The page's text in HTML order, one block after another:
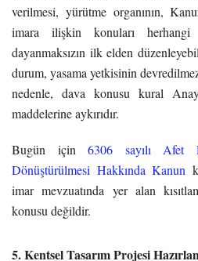
verilmesi, yürütme organının,
imara ilişkin konuları
dayanmaksızın ilk elden
durum, yasama yetkisinin
nedenle, dava konusu kural
maddelerine aykırıdır.
Bugün için6306 sayılı Afet
Dönüştürülmesi Hakkında Kanun
imar mevzuatında yer alan
konusu değildir.
5. Kentsel Tasarım Projesi